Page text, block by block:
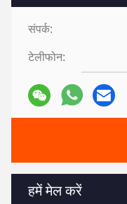
संपर्क:
टेलीफोन:
हमें मेल करें